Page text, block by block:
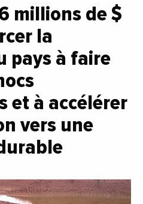
millions de $
la
pays à faire
et à accélérer
vers une